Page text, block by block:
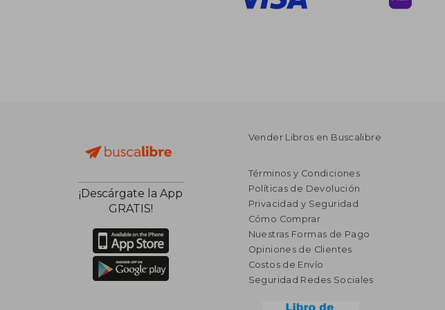
¡Descárgate la App
GRATIS!
Vender Libros en Buscalibre
Términos y Condiciones
Políticas de Devolución
Privacidad y Seguridad
Cómo Comprar
Nuestras Formas de Pago
Opiniones de Clientes
Costos de Envío
Seguridad Redes Sociales